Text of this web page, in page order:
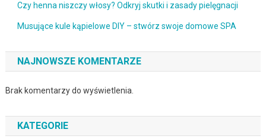
Czy henna niszczy włosy? Odkryj skutki i zasady pielęgnacji
Musujące kule kąpielowe DIY – stwórz swoje domowe SPA
NAJNOWSZE KOMENTARZE
Brak komentarzy do wyświetlenia.
KATEGORIE